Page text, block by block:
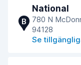
B
National
780 N
94128
Se